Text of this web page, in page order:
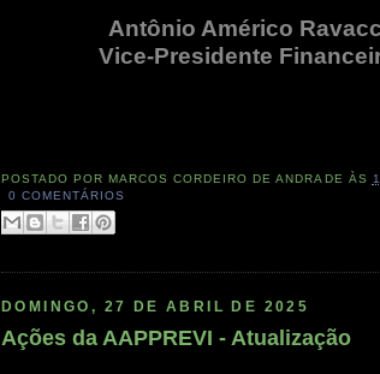
Antônio Américo
Vice-Presidente
POSTADO PORMARCOS CORDEIRO DE ANDRADE ÀS
0 COMENTÁRIOS
DOMINGO, 27 DE ABRIL DE 2025
Ações da AAPPREVI - Atualização